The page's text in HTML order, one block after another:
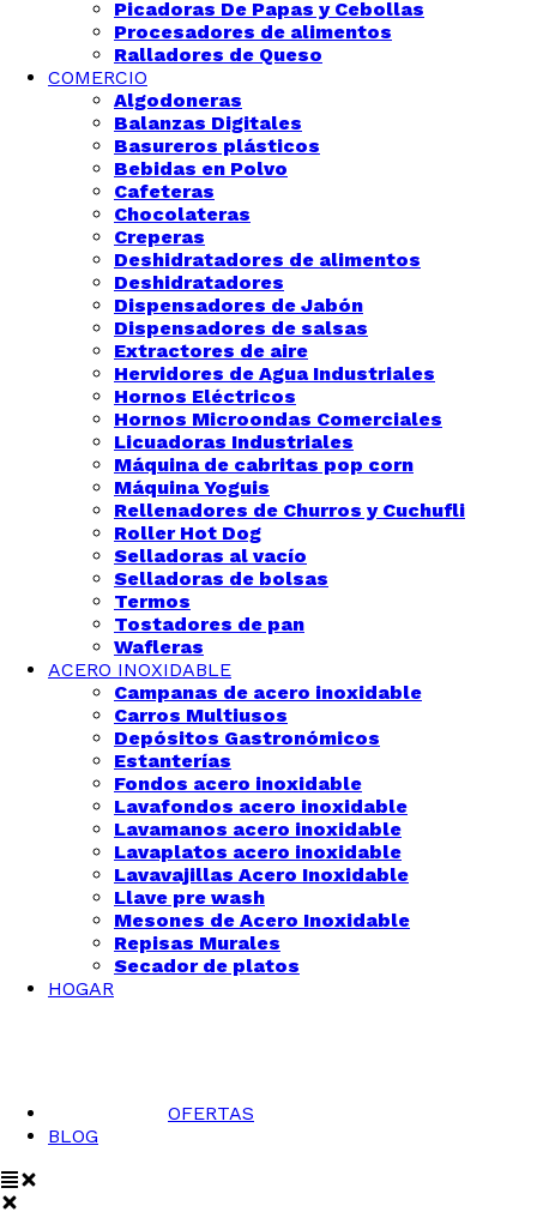
Picadoras De Papas y Cebollas
Procesadores de alimentos
Ralladores de Queso
COMERCIO
Algodoneras
Balanzas Digitales
Basureros plásticos
Bebidas en Polvo
Cafeteras
Chocolateras
Creperas
Deshidratadores de alimentos
Deshidratadores
Dispensadores de Jabón
Dispensadores de salsas
Extractores de aire
Hervidores de Agua Industriales
Hornos Eléctricos
Hornos Microondas Comerciales
Licuadoras Industriales
Máquina de cabritas pop corn
Máquina Yoguis
Rellenadores de Churros y Cuchufli
Roller Hot Dog
Selladoras al vacío
Selladoras de bolsas
Termos
Tostadores de pan
Wafleras
ACERO INOXIDABLE
Campanas de acero inoxidable
Carros Multiusos
Depósitos Gastronómicos
Estanterías
Fondos acero inoxidable
Lavafondos acero inoxidable
Lavamanos acero inoxidable
Lavaplatos acero inoxidable
Lavavajillas Acero Inoxidable
Llave pre wash
Mesones de Acero Inoxidable
Repisas Murales
Secador de platos
HOGAR
OFERTAS
BLOG